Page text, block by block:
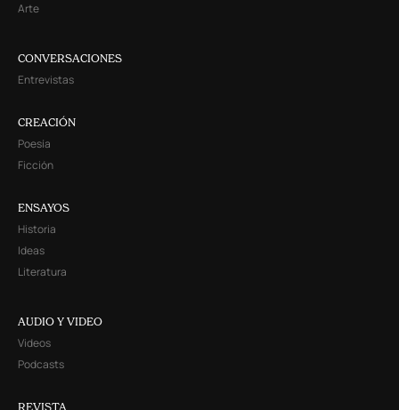
Arte
CONVERSACIONES
Entrevistas
CREACIÓN
Poesía
Ficción
ENSAYOS
Historia
Ideas
Literatura
AUDIO Y VIDEO
Videos
Podcasts
REVISTA